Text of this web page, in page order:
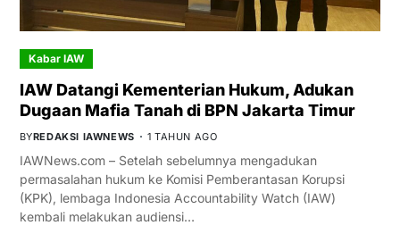
Kabar IAW
IAW Datangi Kementerian Hukum, Adukan
Dugaan Mafia Tanah di BPN Jakarta Timur
BYREDAKSI IAWNEWS 1 TAHUN AGO
IAWNews.com – Setelah sebelumnya mengadukan
permasalahan hukum ke Komisi Pemberantasan Korupsi
(KPK), lembaga Indonesia Accountability Watch (IAW)
kembali melakukan audiensi…